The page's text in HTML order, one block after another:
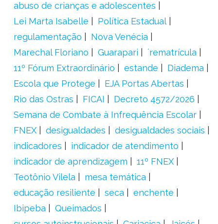
abuso de crianças e adolescentes
Lei Marta Isabelle
Política Estadual
regulamentação
Nova Venécia
Marechal Floriano
Guarapari
´rematrícula
11º Fórum Extraordinário
estande
Diadema
Escola que Protege
EJA Portas Abertas
Rio das Ostras
FICAI
Decreto 4572/2026
Semana de Combate à Infrequência Escolar
FNEX
desigualdades
desigualdades sociais
indicadores
indicador de atendimento
indicador de aprendizagem
11º FNEX
Teotônio Vilela
mesa temática
educação resiliente
seca
enchente
Ibipeba
Queimados